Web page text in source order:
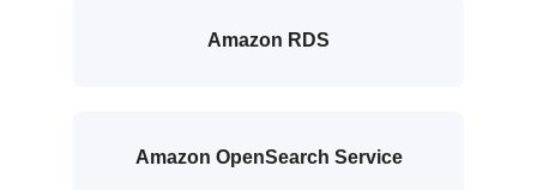
Amazon RDS
Amazon OpenSearch Service